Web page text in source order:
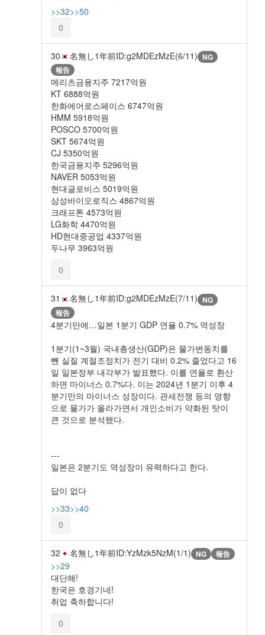
>>32>>50
0
30 名無し1年前ID:g2MDEzMzE(6/11) NG
報告
메리츠금융지주 7217억원
KT 6888억원
한화에어로스페이스 6747억원
HMM 5918억원
POSCO 5700억원
SKT 5674억원
CJ 5350억원
한국금융지주 5296억원
NAVER 5053억원
현대글로비스 5019억원
삼성바이오로직스 4867억원
크래프톤 4573억원
LG화학 4470억원
HD현대중공업 4337억원
두나무 3963억원
0
31 名無し1年前ID:g2MDEzMzE(7/11) NG
報告
4분기만에…일본 1분기 GDP 연율 0.7% 역성장
1분기(1~3월) 국내총생산(GDP)은 물가변동치를
뺀 실질 계절조정치가 전기 대비 0.2% 줄었다고 16
일 일본정부 내각부가 발표했다. 이를 연율로 환산
하면 마이너스 0.7%다. 이는 2024년 1분기 이후 4
분기만의 마이너스 성장이다. 관세전쟁 등의 영향
으로 물가가 올라가면서 개인소비가 약화된 탓이
큰 것으로 분석됐다.
---
일본은 2분기도 역성장이 유력하다고 한다.
답이 없다
>>33>>40
0
32 名無し1年前ID:YzMzk5NzM(1/1) NG 報告
>>29
대단해!
한국은 호경기네!
취업 축하합니다!
0